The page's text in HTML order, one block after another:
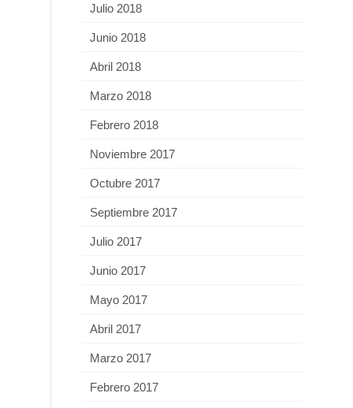
Julio 2018
Junio 2018
Abril 2018
Marzo 2018
Febrero 2018
Noviembre 2017
Octubre 2017
Septiembre 2017
Julio 2017
Junio 2017
Mayo 2017
Abril 2017
Marzo 2017
Febrero 2017